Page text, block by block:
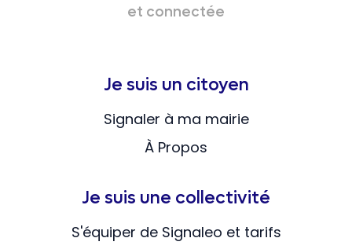
et connectée
Je suis un citoyen
Signaler à ma mairie
À Propos
Je suis une collectivité
S'équiper de Signaleo et tarifs